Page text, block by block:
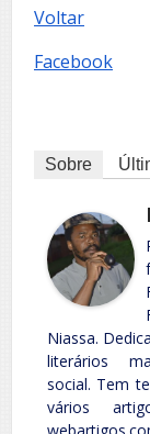
Voltar
Facebook
Sobre
Niassa.
literários
social. Tem
vários